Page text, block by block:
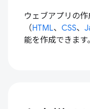
ウェブアプリの
（HTML、 CSS、
能を作成できます。